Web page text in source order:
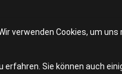
verwenden Cookies, um
Sie können auch